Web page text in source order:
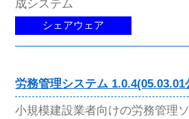
成システム
シェアウェア
労務管理システム 1.0.4(05.03.01
小規模建設業者向けの労務管理